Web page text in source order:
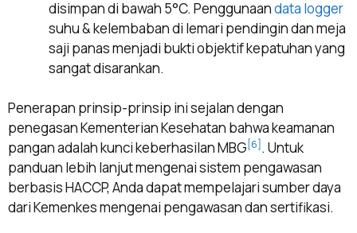
disimpan di bawah 5°C. Penggunaandata logger
suhu & kelembaban di lemari pendingin dan meja
saji panas menjadi bukti objektif kepatuhan yang
sangat disarankan.
Penerapan prinsip-prinsip ini sejalan dengan
penegasan Kementerian Kesehatan bahwa keamanan
pangan adalah kunci keberhasilan MBG [6]. Untuk
panduan lebih lanjut mengenai sistem pengawasan
berbasis HACCP, Anda dapat mempelajari sumber daya
dari Kemenkes mengenai pengawasan dan sertifikasi.